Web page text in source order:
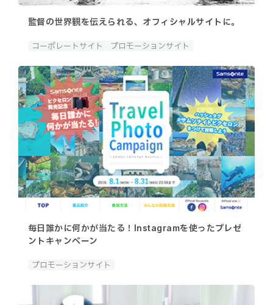
監督の世界観を伝えられる、オフィシャルサイトに。
コーポレートサイト プロモーションサイト
毎日誰かに何かが当たる！Instagramを使ったプレゼ
ントキャンペーン
プロモーションサイト